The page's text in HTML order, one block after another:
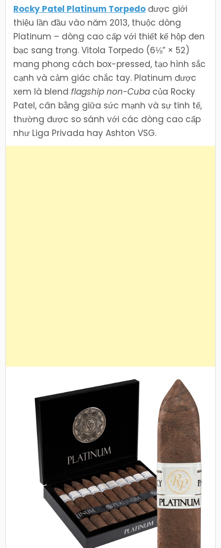
Rocky Patel Platinum Torpedo được giới
thiệu lần đầu vào năm 2013, thuộc dòng
Platinum – dòng cao cấp với thiết kế hộp đen
bạc sang trọng. Vitola Torpedo (6⅛” × 52)
mang phong cách box-pressed, tạo hình sắc
cạnh và cảm giác chắc tay. Platinum được
xem là blendflagship non-Cuba của Rocky
Patel, cân bằng giữa sức mạnh và sự tinh tế,
thường được so sánh với các dòng cao cấp
như Liga Privada hay Ashton VSG.